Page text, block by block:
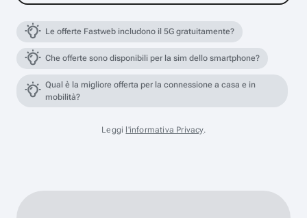
Le offerte Fastweb includono il 5G gratuitamente?
Che offerte sono disponibili per la sim dello smartphone?
Qual è la migliore offerta per la connessione a casa e in
mobilità?
Leggi l'informativa Privacy.